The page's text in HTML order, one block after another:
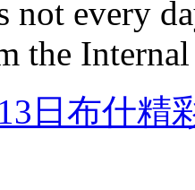
not every
the
日布什精